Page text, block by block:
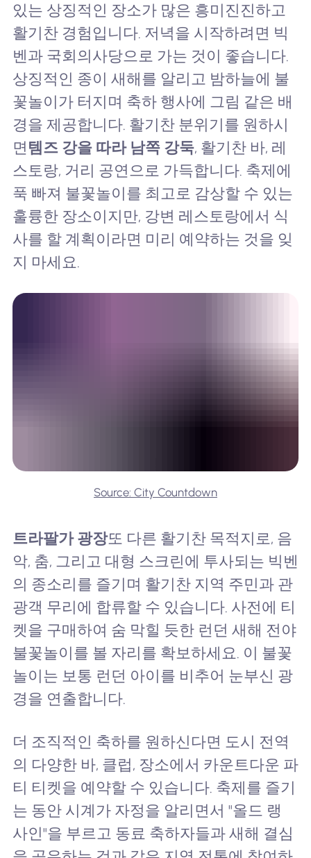
있는 상징적인 장소가 많은 흥미진진하고
활기찬 경험입니다. 저녁을 시작하려면 빅
벤과 국회의사당으로 가는 것이 좋습니다.
상징적인 종이 새해를 알리고 밤하늘에 불
꽃놀이가 터지며 축하 행사에 그림 같은 배
경을 제공합니다. 활기찬 분위기를 원하시
면 템즈 강을 따라 남쪽 강둑, 활기찬 바, 레
스토랑, 거리 공연으로 가득합니다. 축제에
푹 빠져 불꽃놀이를 최고로 감상할 수 있는
훌륭한 장소이지만, 강변 레스토랑에서 식
사를 할 계획이라면 미리 예약하는 것을 잊
지 마세요.
Source: City Countdown
트라팔가 광장또 다른 활기찬 목적지로, 음
악, 춤, 그리고 대형 스크린에 투사되는 빅벤
의 종소리를 즐기며 활기찬 지역 주민과 관
광객 무리에 합류할 수 있습니다. 사전에 티
켓을 구매하여 숨 막힐 듯한 런던 새해 전야
불꽃놀이를 볼 자리를 확보하세요. 이 불꽃
놀이는 보통 런던 아이를 비추어 눈부신 광
경을 연출합니다.
더 조직적인 축하를 원하신다면 도시 전역
의 다양한 바, 클럽, 장소에서 카운트다운 파
티 티켓을 예약할 수 있습니다. 축제를 즐기
는 동안 시계가 자정을 알리면서 "올드 랭
사인"을 부르고 동료 축하자들과 새해 결심